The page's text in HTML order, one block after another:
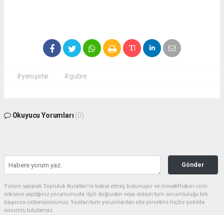
#yenişehir #gübre
Okuyucu Yorumları (0)
Gönder
Yorum yazarak Topluluk Kuralları’nı kabul etmiş bulunuyor ve inovatifhaber.com
sitesine yaptığınız yorumunuzla ilgili doğrudan veya dolaylı tüm sorumluluğu tek
başınıza üstleniyorsunuz. Yazılan tüm yorumlardan site yönetimi hiçbir şekilde
sorumlu tutulamaz.